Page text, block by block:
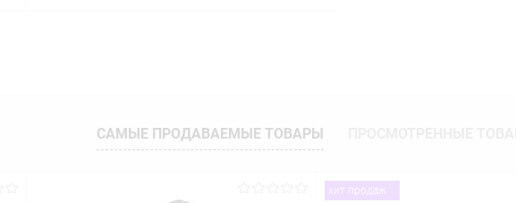
В избранное В наличии
САМЫЕ ПРОДАВАЕМЫЕ ТОВАРЫ
хит продаж